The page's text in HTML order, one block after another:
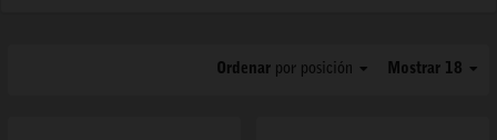
Mostrar 18
Ordenar por posición